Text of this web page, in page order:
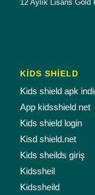
12 Aylık Lisans Gold
KİDS SHİELD
Kids shield apk
App kidsshield net
Kids shield login
Kisd shield.net
Kids sheilds giriş
Kidssheil
Kidssheild